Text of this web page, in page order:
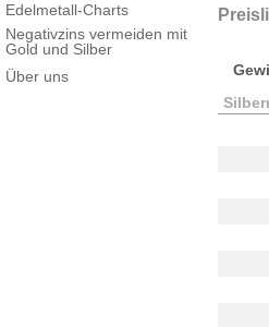
Edelmetall-Charts
Negativzins vermeiden mit
Gold und Silber
Über uns